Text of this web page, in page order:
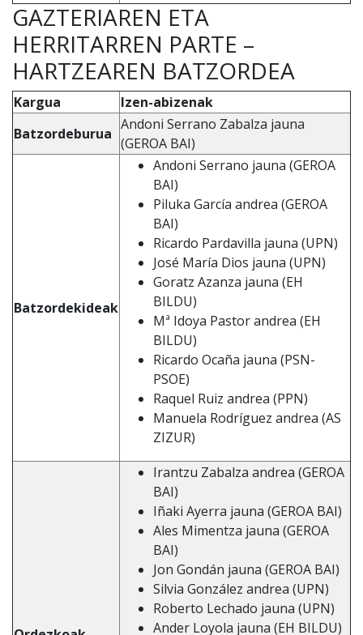
GAZTERIAREN ETA
HERRITARREN PARTE –
HARTZEAREN BATZORDEA
Kargua
Izen-abizenak
Batzordeburua
Andoni Serrano Zabalza jauna
(GEROA BAI)
Batzordekideak
Andoni Serrano jauna (GEROA
BAI)
Piluka García andrea (GEROA
BAI)
Ricardo Pardavilla jauna (UPN)
José María Dios jauna (UPN)
Goratz Azanza jauna (EH
BILDU)
Mª Idoya Pastor andrea (EH
BILDU)
Ricardo Ocaña jauna (PSN-
PSOE)
Raquel Ruiz andrea (PPN)
Manuela Rodríguez andrea (AS
ZIZUR)
Irantzu Zabalza andrea (GEROA
BAI)
Iñaki Ayerra jauna (GEROA BAI)
Ales Mimentza jauna (GEROA
BAI)
Jon Gondán jauna (GEROA BAI)
Silvia González andrea (UPN)
Roberto Lechado jauna (UPN)
Ander Loyola jauna (EH BILDU)